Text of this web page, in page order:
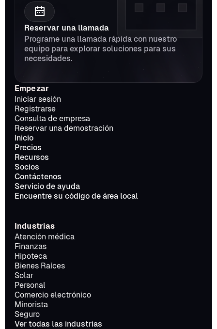
Reservar una llamada
Programe una llamada rápida con nuestro
equipo para explorar soluciones para sus
necesidades.
Empezar
Iniciar sesión
Registrarse
Consulta de empresa
Reservar una demostración
Inicio
Precios
Recursos
Socios
Contáctenos
Servicio de ayuda
Encuentre su código de área local
Industrias
Atención médica
Finanzas
Hipoteca
Bienes Raíces
Solar
Personal
Comercio electrónico
Minorista
Seguro
Ver todas las industrias